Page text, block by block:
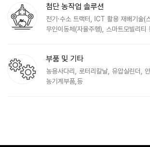
첨단 농작업 솔루션
전기·수소 트랙터, ICT 활용 재배기술(
무인이동체(자율주행), 스마트모빌리티
부품 및 기타
농용사다리, 로터리칼날, 유압실린더,
농기계부품,등